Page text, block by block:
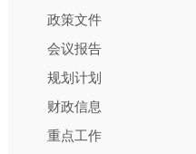
政策文件
会议报告
规划计划
财政信息
重点工作